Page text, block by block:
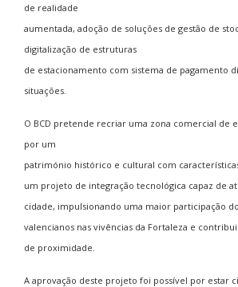
de realidade
aumentada, adoção de soluções de gestão de
digitalização de estruturas
de estacionamento com sistema de pagamento
situações.
O BCD pretende recriar uma zona comercial de
por um
património histórico e cultural com
um projeto de integração tecnológica capaz de
cidade, impulsionando uma maior participação
valencianos nas vivências da Fortaleza e
de proximidade.
A aprovação deste projeto foi possível por estar